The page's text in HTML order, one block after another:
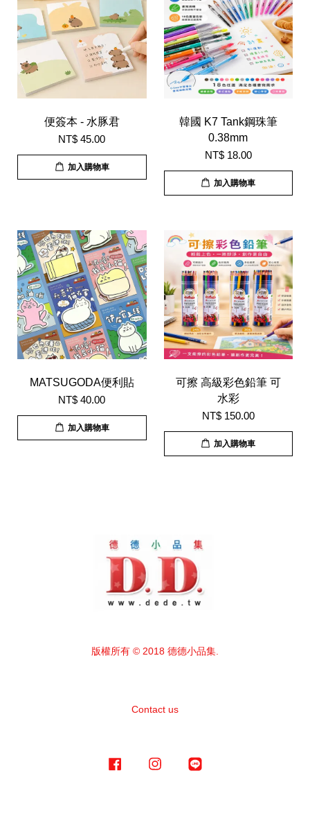
便簽本 - 水豚君
NT$ 45.00
加入購物車
韓國 K7 Tank鋼珠筆
0.38mm
NT$ 18.00
加入購物車
MATSUGODA便利貼
NT$ 40.00
加入購物車
可擦 高級彩色鉛筆 可
水彩
NT$ 150.00
加入購物車
版權所有 © 2018 德德小品集.
Contact us
Facebook Instagram